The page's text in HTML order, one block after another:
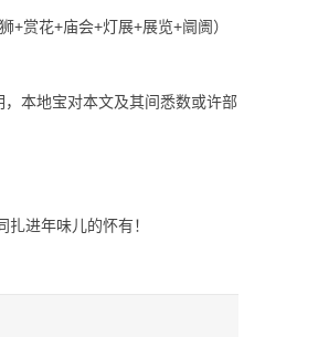
赏花+庙会+灯展+展览+阛阓）
本地宝对本文及其间悉数或许部
进年味儿的怀有！